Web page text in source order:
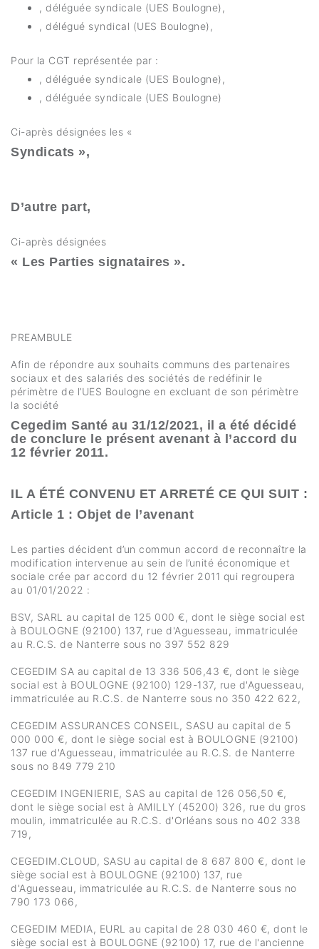
, déléguée syndicale (UES Boulogne),
, délégué syndical (UES Boulogne),
Pour la CGT représentée par :
, déléguée syndicale (UES Boulogne),
, déléguée syndicale (UES Boulogne)
Ci-après désignées les «
Syndicats »,
D’autre part,
Ci-après désignées
« Les Parties signataires ».
PREAMBULE
Afin de répondre aux souhaits communs des partenaires
sociaux et des salariés des sociétés de redéfinir le
périmètre de l’UES Boulogne en excluant de son périmètre
la société
Cegedim Santé au 31/12/2021, il a été décidé
de conclure le présent avenant à l’accord du
12 février 2011.
IL A ÉTÉ CONVENU ET ARRETÉ CE QUI SUIT :
Article 1 : Objet de l’avenant
Les parties décident d’un commun accord de reconnaître la
modification intervenue au sein de l’unité économique et
sociale crée par accord du 12 février 2011 qui regroupera
au 01/01/2022 :
BSV, SARL au capital de 125 000 €, dont le siège social est
à BOULOGNE (92100) 137, rue d'Aguesseau, immatriculée
au R.C.S. de Nanterre sous no 397 552 829
CEGEDIM SA au capital de 13 336 506,43 €, dont le siège
social est à BOULOGNE (92100) 129-137, rue d'Aguesseau,
immatriculée au R.C.S. de Nanterre sous no 350 422 622,
CEGEDIM ASSURANCES CONSEIL, SASU au capital de 5
000 000 €, dont le siège social est à BOULOGNE (92100)
137 rue d'Aguesseau, immatriculée au R.C.S. de Nanterre
sous no 849 779 210
CEGEDIM INGENIERIE, SAS au capital de 126 056,50 €,
dont le siège social est à AMILLY (45200) 326, rue du gros
moulin, immatriculée au R.C.S. d'Orléans sous no 402 338
719,
CEGEDIM.CLOUD, SASU au capital de 8 687 800 €, dont le
siège social est à BOULOGNE (92100) 137, rue
d'Aguesseau, immatriculée au R.C.S. de Nanterre sous no
790 173 066,
CEGEDIM MEDIA, EURL au capital de 28 030 460 €, dont le
siège social est à BOULOGNE (92100) 17, rue de l'ancienne